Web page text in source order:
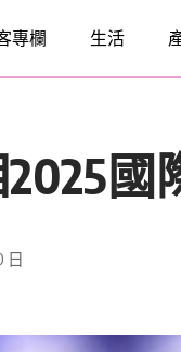
專欄 生活
日